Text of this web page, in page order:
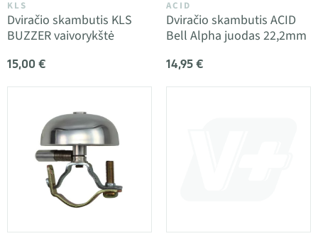
KLS
Dviračio skambutis KLS
BUZZER vaivorykštė
15,00 €
ACID
Dviračio skambutis ACID
Bell Alpha juodas 22,2mm
14,95 €